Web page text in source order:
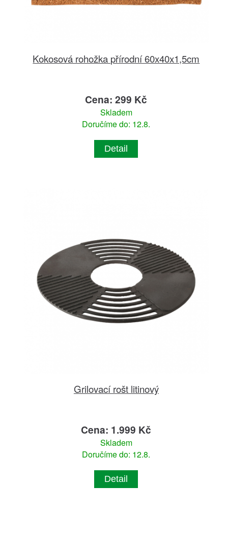
Kokosová rohožka přírodní 60x40x1,5cm
Cena: 299 Kč
Skladem
Doručíme do: 12.8.
Detail
Grilovací rošt litinový
Cena: 1.999 Kč
Skladem
Doručíme do: 12.8.
Detail